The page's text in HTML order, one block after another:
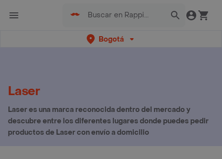
Bogotá
Laser
Laser es una marca reconocida dentro del mercado y
descubre entre los diferentes lugares donde puedes pedir
productos de Laser con envío a domicilio